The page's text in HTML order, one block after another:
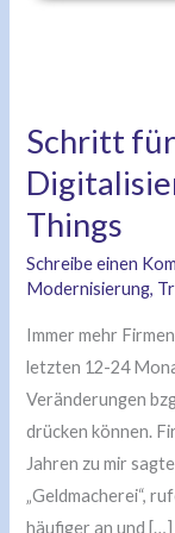
Schritt
Things
Schreibe einen
Modernisierung,
Immer mehr
letzten 12-24
Veränderungen
drücken können.
Jahren zu mir
„Geldmacherei“,
häufiger an und […]